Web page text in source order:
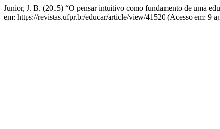
Junior, J. B. (2015) “O pensar intuitivo como fundamento de uma
em: https://revistas.ufpr.br/educar/article/view/41520 (Acesso em: 9